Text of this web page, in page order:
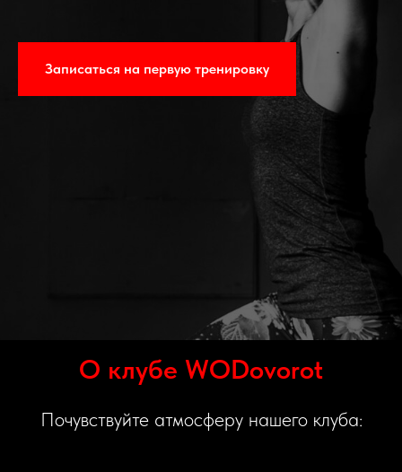
Записаться на первую тренировку
О клубе WODovorot
Почувствуйте атмосферу нашего клуба: